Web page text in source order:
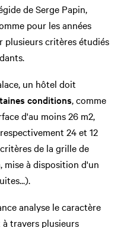
de Serge Papin,
pour les années
plusieurs critères étudiés
un hôtel doit
conditions, comme
d'au moins 26 m2,
24 et 12
de la grille de
mise à disposition d'un
analyse le caractère
à travers plusieurs